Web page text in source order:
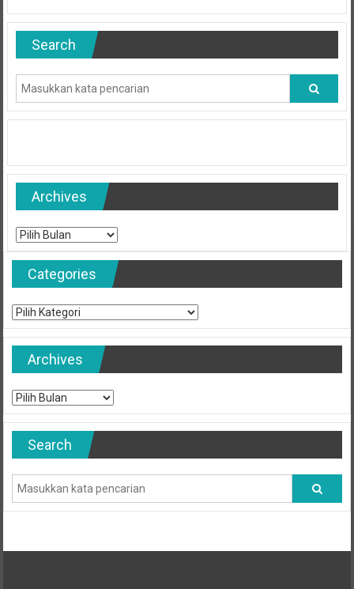
Search
Archives
Archives
Categories
Categories
Archives
Archives
Search